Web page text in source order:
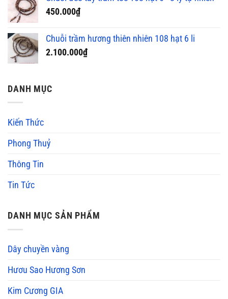
450.000₫
Chuỗi trầm hương thiên nhiên 108 hạt 6 li
2.100.000₫
DANH MỤC
Kiến Thức
Phong Thuỷ
Thông Tin
Tin Tức
DANH MỤC SẢN PHẨM
Dây chuyền vàng
Hươu Sao Hương Sơn
Kim Cương GIA